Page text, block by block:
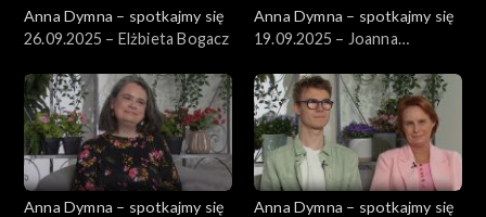
Anna Dymna – spotkajmy się
26.09.2025 – Elżbieta Bogacz
Anna Dymna – spotkajmy się
19.09.2025 – Joanna
Anna Dymna – spotkajmy się
Anna Dymna – spotkajmy się